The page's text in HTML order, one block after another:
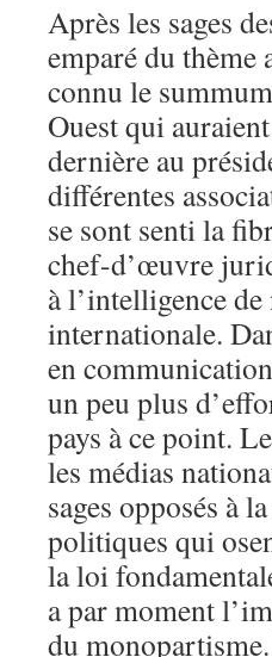
Après les sages
emparé du thème
connu le
Ouest qui
dernière au
différentes
se sont senti la
chef-d’œuvre
à l’intelligence de
internationale.
en
un peu plus
pays à ce point.
les médias
sages opposés à
politiques qui
la loi
a par moment
du monopartisme.